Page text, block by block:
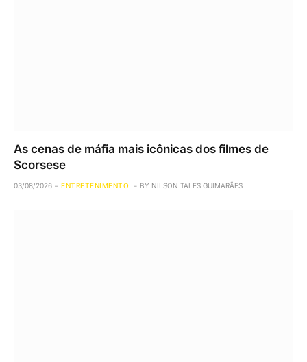
As cenas de máfia mais icônicas dos filmes de
Scorsese
03/08/2026 ENTRETENIMENTO BY NILSON TALES GUIMARÃES